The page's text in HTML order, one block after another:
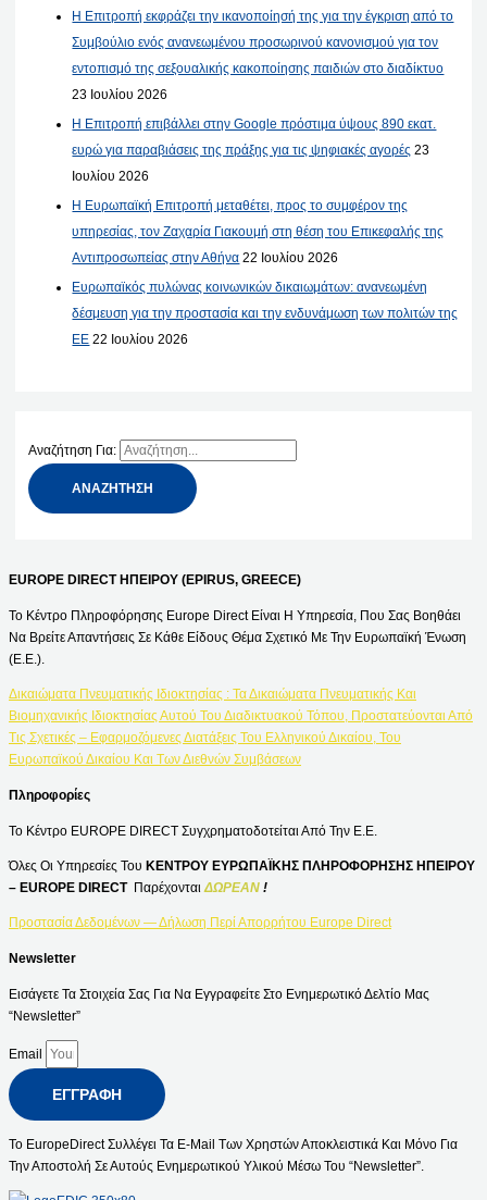
Η Επιτροπή εκφράζει την ικανοποίησή της για την έγκριση από το
Συμβούλιο ενός ανανεωμένου προσωρινού κανονισμού για τον
εντοπισμό της σεξουαλικής κακοποίησης παιδιών στο διαδίκτυο
23 Ιουλίου 2026
Η Επιτροπή επιβάλλει στην Google πρόστιμα ύψους 890 εκατ.
ευρώ για παραβιάσεις της πράξης για τις ψηφιακές αγορές 23
Ιουλίου 2026
Η Ευρωπαϊκή Επιτροπή μεταθέτει, προς το συμφέρον της
υπηρεσίας, τον Ζαχαρία Γιακουμή στη θέση του Επικεφαλής της
Αντιπροσωπείας στην Αθήνα 22 Ιουλίου 2026
Ευρωπαϊκός πυλώνας κοινωνικών δικαιωμάτων: ανανεωμένη
δέσμευση για την προστασία και την ενδυνάμωση των πολιτών της
ΕΕ 22 Ιουλίου 2026
Αναζήτηση Για:
EUROPE DIRECT ΗΠΕΙΡΟΥ (EPIRUS, GREECE)
Το Κέντρο Πληροφόρησης Europe Direct Είναι Η Υπηρεσία, Που Σας Βοηθάει
Να Βρείτε Απαντήσεις Σε Κάθε Είδους Θέμα Σχετικό Με Την Ευρωπαϊκή Ένωση
(Ε.Ε.).
Δικαιώματα Πνευματικής Ιδιοκτησίας : Τα Δικαιώματα Πνευματικής Και
Βιομηχανικής Ιδιοκτησίας Αυτού Του Διαδικτυακού Τόπου, Προστατεύονται Από
Τις Σχετικές – Εφαρμοζόμενες Διατάξεις Του Ελληνικού Δικαίου, Του
Ευρωπαϊκού Δικαίου Και Των Διεθνών Συμβάσεων
Πληροφορίες
Το Κέντρο EUROPE DIRECT Συγχρηματοδοτείται Από Την Ε.Ε.
Όλες Οι Υπηρεσίες Του ΚΕΝΤΡΟΥ ΕΥΡΩΠΑΪΚΗΣ ΠΛΗΡΟΦΟΡΗΣΗΣ ΗΠΕΙΡΟΥ
– EUROPE DIRECT Παρέχονται ΔΩΡΕΑΝ !
Προστασία Δεδομένων — Δήλωση Περί Απορρήτου Europe Direct
Newsletter
Εισάγετε Τα Στοιχεία Σας Για Να Εγγραφείτε Στο Ενημερωτικό Δελτίο Μας
“Newsletter”
Email
ΕΓΓΡΑΦΉ
Το EuropeDirect Συλλέγει Τα E-Mail Των Χρηστών Αποκλειστικά Και Μόνο Για
Την Αποστολή Σε Αυτούς Ενημερωτικού Υλικού Μέσω Του “Newsletter”.